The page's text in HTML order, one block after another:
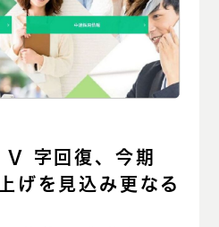
V 字回復、今期
げを見込み更なる